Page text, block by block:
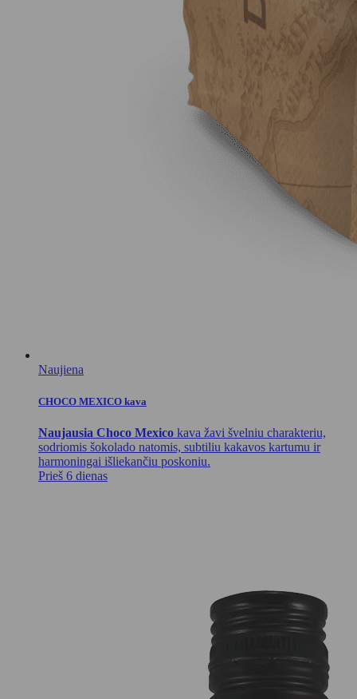
Naujiena
CHOCO MEXICO kava
Naujausia Choco Mexico kava žavi švelniu charakteriu,
sodriomis šokolado natomis, subtiliu kakavos kartumu ir
harmoningai išliekančiu poskoniu.
Prieš 6 dienas